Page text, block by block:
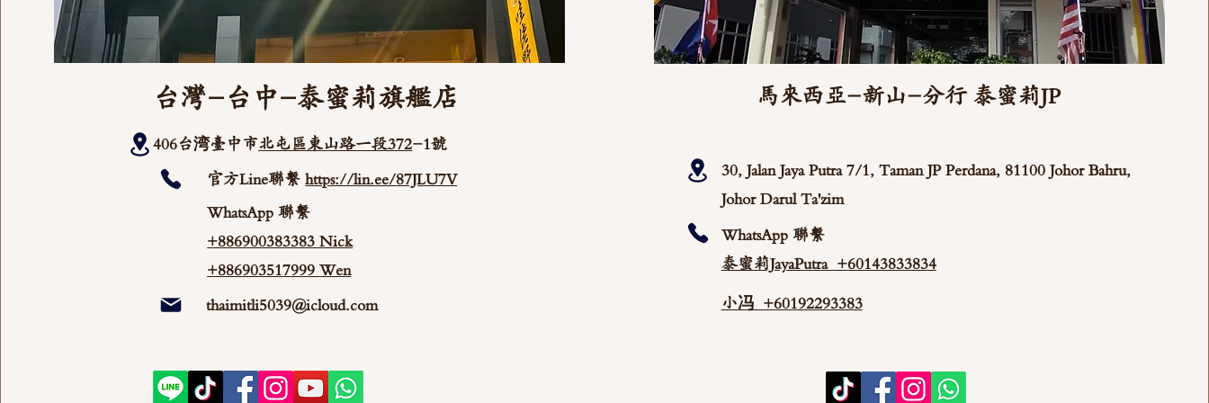
台灣-台中-泰蜜莉旗艦店
406台湾臺中市北屯區東山路一段372-1號
官方Line聯繫https://lin.ee/87JLU7V
WhatsApp 聯繫
+886900383383 Nick
+886903517999 Wen
thaimitli5039@icloud.com
馬來西亞-新山-分行 泰蜜莉JP
30, Jalan Jaya Putra 7/1, Taman JP Perdana, 81100 Johor Bahru,
Johor Darul Ta'zim
WhatsApp 聯繫
泰蜜莉JayaPutra +60143833834
小冯 +60192293383